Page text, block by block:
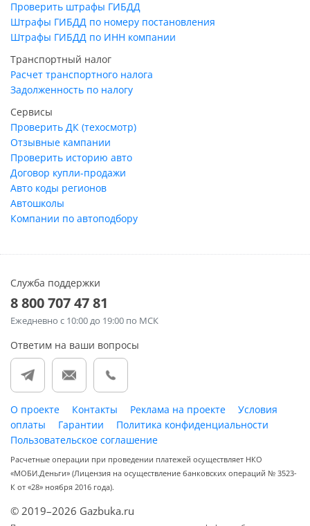
Проверить штрафы ГИБДД
Штрафы ГИБДД по номеру постановления
Штрафы ГИБДД по ИНН компании
Транспортный налог
Расчет транспортного налога
Задолженность по налогу
Сервисы
Проверить ДК (техосмотр)
Отзывные кампании
Проверить историю авто
Договор купли-продажи
Авто коды регионов
Автошколы
Компании по автоподбору
Служба поддержки
8 800 707 47 81
Ежедневно с 10:00 до 19:00 по МСК
Ответим на ваши вопросы
О проекте Контакты Реклама на проекте
Условия
оплаты
Гарантии
Политика конфиденциальности
Пользовательское соглашение
Расчетные операции при проведении платежей осуществляет НКО
«МОБИ.Деньги» (Лицензия на осуществление банковских операций № 3523-
К от «28» ноября 2016 года).
© 2019–2026 Gazbuka.ru